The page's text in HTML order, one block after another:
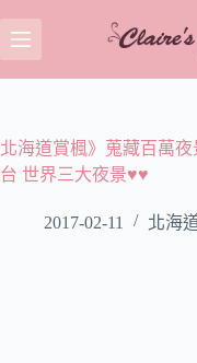
至
主
容
北海道賞楓》蒐藏百萬
台 世界三大夜景♥♥
2017-02-11 北海